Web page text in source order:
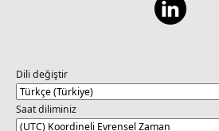
Dili değiştir
Saat diliminiz